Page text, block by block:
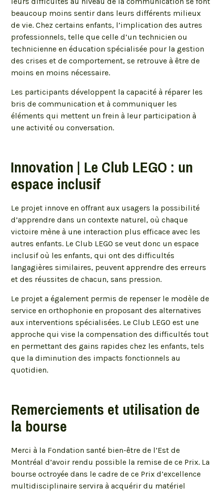
beaucoup moins sentir dans leurs différents milieux
de vie. Chez certains enfants, l’implication des autres
professionnels, telle que celle d’un technicien ou
technicienne en éducation spécialisée pour la gestion
des crises et de comportement, se retrouve à être de
moins en moins nécessaire.
Les participants développent la capacité à réparer les
bris de communication et à communiquer les
éléments qui mettent un frein à leur participation à
une activité ou conversation.
Innovation | Le Club LEGO : un
espace inclusif
Le projet innove en offrant aux usagers la possibilité
d’apprendre dans un contexte naturel, où chaque
victoire mène à une interaction plus efficace avec les
autres enfants. Le Club LEGO se veut donc un espace
inclusif où les enfants, qui ont des difficultés
langagières similaires, peuvent apprendre des erreurs
et des réussites de chacun, sans pression.
Le projet a également permis de repenser le modèle de
service en orthophonie en proposant des alternatives
aux interventions spécialisées. Le Club LEGO est une
approche qui vise la compensation des difficultés tout
en permettant des gains rapides chez les enfants, tels
que la diminution des impacts fonctionnels au
quotidien.
Remerciements et utilisation de
la bourse
Merci à la Fondation santé bien-être de l’Est de
Montréal d’avoir rendu possible la remise de ce Prix. La
bourse octroyée dans le cadre de ce Prix d’excellence
multidisciplinaire servira à acquérir du matériel